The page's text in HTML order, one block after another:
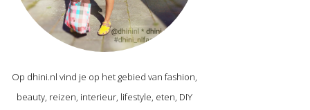
Op dhini.nl vind je op het gebied van fashion,
beauty, reizen, interieur, lifestyle, eten, DIY